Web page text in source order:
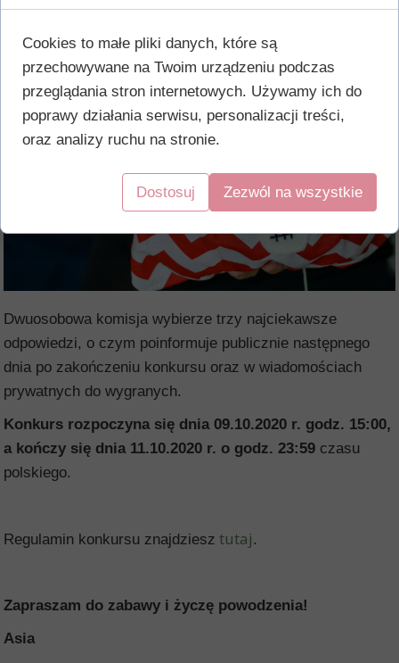
Dwuosobowa komisja wybierze trzy najciekawsze
odpowiedzi, o czym poinformuje publicznie następnego
dnia po zakończeniu konkursu oraz w wiadomościach
prywatnych do wygranych.
Konkurs rozpoczyna się dnia 09.10.2020 r. godz. 15:00,
a kończy się dnia 11.10.2020 r. o godz. 23:59 czasu
polskiego.
Regulamin konkursu znajdziesz tutaj.
Zapraszam do zabawy i życzę powodzenia!
Asia
Cookies to małe pliki danych, które są
przechowywane na Twoim urządzeniu podczas
przeglądania stron internetowych. Używamy ich do
poprawy działania serwisu, personalizacji treści,
oraz analizy ruchu na stronie.
Dostosuj Zezwól na wszystkie